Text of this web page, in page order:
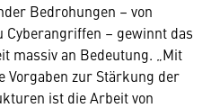
Bedrohungen – von
– gewinnt das
massiv an Bedeutung. „Mit
Vorgaben zur Stärkung der
ist die Arbeit von